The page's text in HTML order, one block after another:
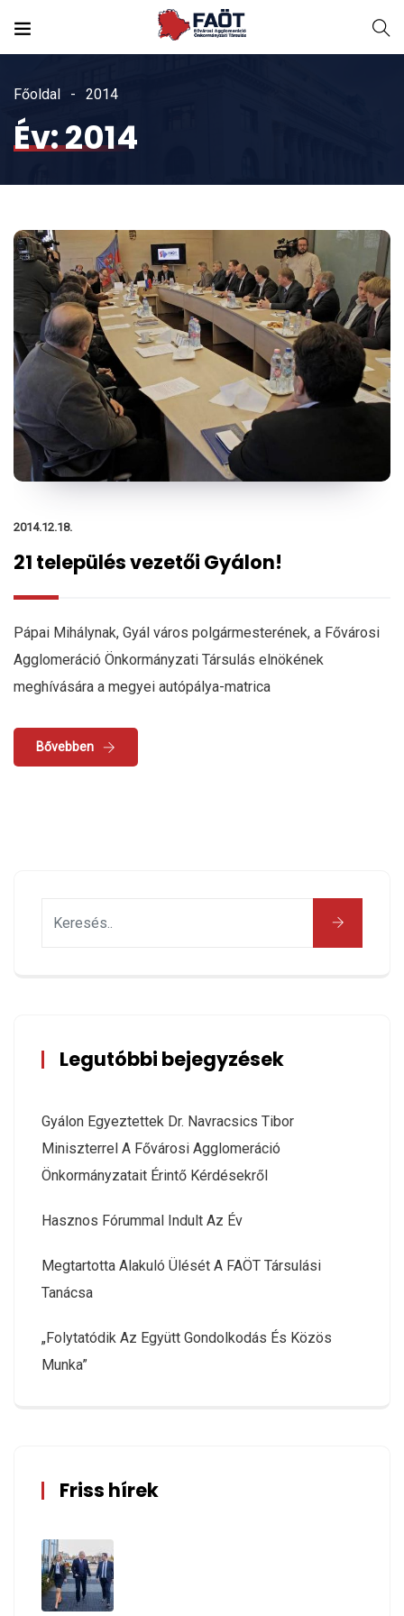
Főoldal 2014
Év:2014
2014.12.18.
21 település vezetői Gyálon!
Pápai Mihálynak, Gyál város polgármesterének, a Fővárosi
Agglomeráció Önkormányzati Társulás elnökének
meghívására a megyei autópálya-matrica
Bővebben
Legutóbbi bejegyzések
Gyálon Egyeztettek Dr. Navracsics Tibor
Miniszterrel A Fővárosi Agglomeráció
Önkormányzatait Érintő Kérdésekről
Hasznos Fórummal Indult Az Év
Megtartotta Alakuló Ülését A FAÖT Társulási
Tanácsa
„Folytatódik Az Együtt Gondolkodás És Közös
Munka”
Friss hírek